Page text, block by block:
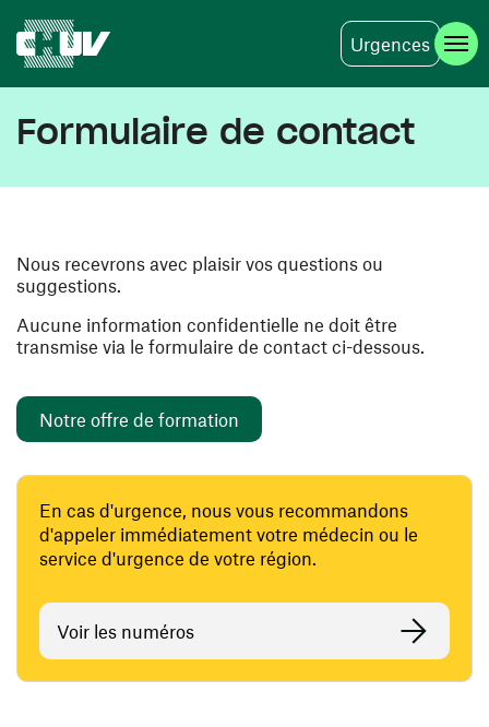
Urgences
Formulaire de contact
Nous recevrons avec plaisir vos questions ou
suggestions.
Aucune information confidentielle ne doit être
transmise via le formulaire de contact ci-dessous.
Notre offre de formation
En cas d'urgence, nous vous recommandons
d'appeler immédiatement votre médecin ou le
service d'urgence de votre région.
Voir les numéros